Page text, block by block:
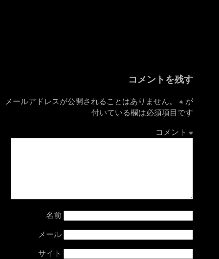
コメントを残す
メールアドレスが公開されることはありません。 ※ が
付いている欄は必須項目です
コメント※
名前
メール
サイト